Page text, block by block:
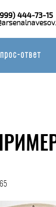
444-73-15
ответ